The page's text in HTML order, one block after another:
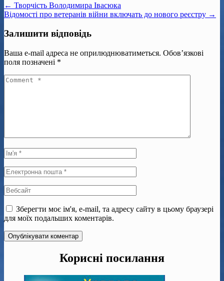
← Творчість Володимира Івасюка
Відомості про ветеранів війни включать до нового реєстру →
Залишити відповідь
Ваша e-mail адреса не оприлюднюватиметься. Обов’язкові
поля позначені *
Зберегти моє ім'я, e-mail, та адресу сайту в цьому браузері
для моїх подальших коментарів.
Корисні посилання